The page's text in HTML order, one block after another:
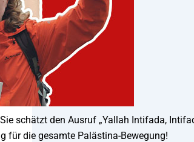
schätzt den Ausruf „Yallah Intifada,
für die gesamte Palästina-Bewegung!